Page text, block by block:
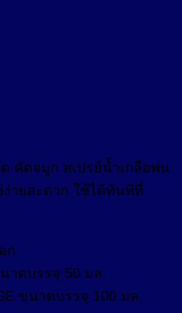
คัดจมูก สเปรย์น้ำเกลือพ่น
ง่ายสะดวก ใช้ได้ทันทีที่
ก
าดบรรจุ 50 มล.
ขนาดบรรจุ 100 มล.